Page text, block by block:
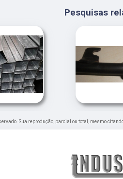
Pesquisas
Sua reprodução, parcial ou total, mesmo